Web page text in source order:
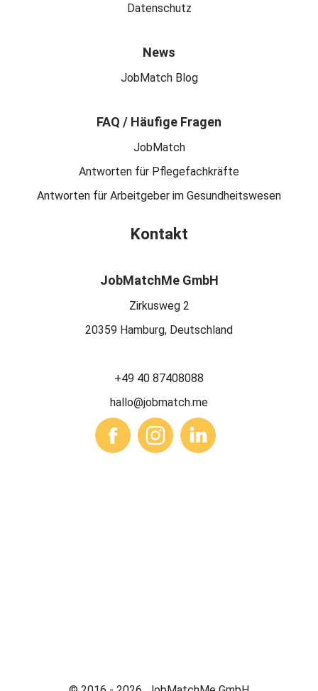
Datenschutz
News
JobMatch Blog
FAQ / Häufige Fragen
JobMatch
Antworten für Pflegefachkräfte
Antworten für Arbeitgeber im Gesundheitswesen
Kontakt
JobMatchMe GmbH
Zirkusweg 2
20359 Hamburg, Deutschland
+49 40 87408088
hallo@jobmatch.me